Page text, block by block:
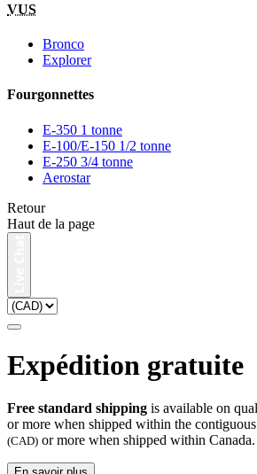
VUS
Bronco
Explorer
Fourgonnettes
E-350 1 tonne
E-100/E-150 1/2 tonne
E-250 3/4 tonne
Aerostar
Retour
Haut de la page
Expédition gratuite
Free standard shipping is available on
or more when shipped within the
(CAD) or more when shipped within Canada.